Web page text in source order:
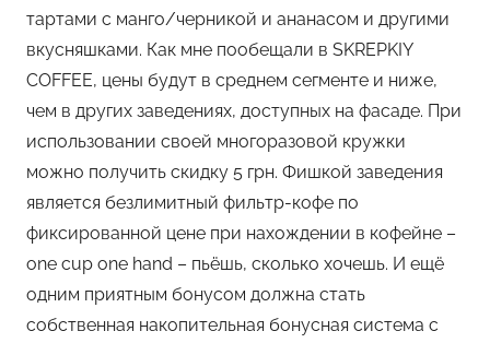
тартами с манго/черникой и ананасом и другими
вкусняшками. Как мне пообещали в SKREPKIY
COFFEE, цены будут в среднем сегменте и ниже,
чем в других заведениях, доступных на фасаде. При
использовании своей многоразовой кружки
можно получить скидку 5 грн. Фишкой заведения
является безлимитный фильтр-кофе по
фиксированной цене при нахождении в кофейне –
one cup one hand – пьёшь, сколько хочешь. И ещё
одним приятным бонусом должна стать
собственная накопительная бонусная система с